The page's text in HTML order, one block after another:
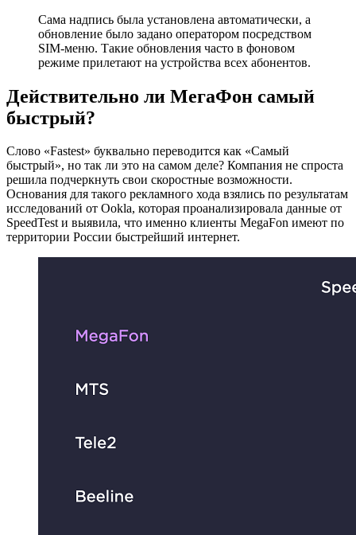
Сама надпись была установлена автоматически, а
обновление было задано оператором посредством
SIM-меню. Такие обновления часто в фоновом
режиме прилетают на устройства всех абонентов.
Действительно ли МегаФон самый
быстрый?
Слово «Fastest» буквально переводится как «Самый
быстрый», но так ли это на самом деле? Компания не спроста
решила подчеркнуть свои скоростные возможности.
Основания для такого рекламного хода взялись по результатам
исследований от Ookla, которая проанализировала данные от
SpeedTest и выявила, что именно клиенты MegaFon имеют по
территории России быстрейший интернет.